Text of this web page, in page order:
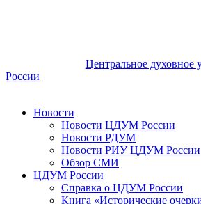
Центральное духовное
России
Новости
Новости ЦДУМ России
Новости РДУМ
Новости РИУ ЦДУМ России
Обзор СМИ
ЦДУМ России
Справка о ЦДУМ России
Книга «Исторические